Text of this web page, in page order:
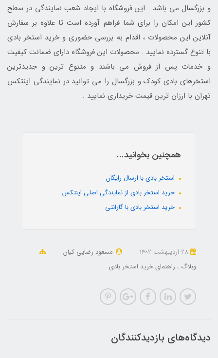
و بزرگسال می باشد . این فروشگاه با ایجاد شعب نمایندگی در سطح
کشور این امکان را برای شما فراهم آورده است تا علاوه بر سفارش
آنلاین این محصولات ، اقدام به بررسی حضوری و خرید استخر بادی
با تنوع گسترده نمایید . محصولات این فروشگاه دارای ضمانت کیفیت
و خدمات پس از فروش می باشند و متنوع ترین و جدیدترین
استخرهای بادی کودک و بزرگسال را می توانید در نمایندگی اینتکس
تهران با ارزان ترین قیمت خریداری نمایید .
همچنین بخوانید...
استخر بادی با ارسال رایگان
خرید استخر بادی از نمایندگی اصلی اینتکس
خرید استخر بادی با گارانتی
مسعود رضایی کیان
وبلاگ
راهنمای خرید استخر بادی
دیدگاه‌های بازدیدکنندگان